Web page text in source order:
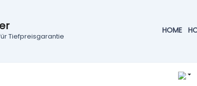
Tiefpreisgarantie
HOME